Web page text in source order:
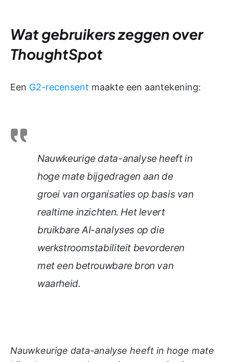
Wat gebruikers zeggen over
ThoughtSpot
Een G2-recensent maakte een aantekening:
Nauwkeurige data-analyse heeft in
hoge mate bijgedragen aan de
groei van organisaties op basis van
realtime inzichten. Het levert
bruikbare AI-analyses op die
werkstroomstabiliteit bevorderen
met een betrouwbare bron van
waarheid.
Nauwkeurige data-analyse heeft in hoge mate